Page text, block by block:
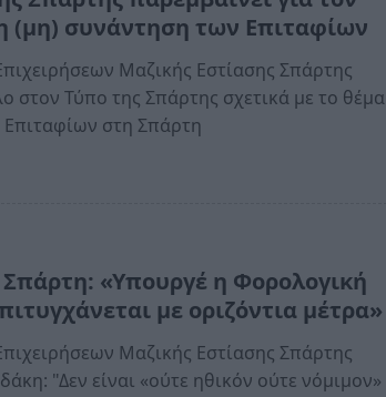
(μη) συνάντηση των Επιταφίων
Μαζικής Εστίασης Σπάρτης
στον Τύπο της Σπάρτης σχετικά με το θέμα
στη Σπάρτη
«Υπουργέ η Φορολογική
με οριζόντια μέτρα»
Μαζικής Εστίασης Σπάρτης
"Δεν είναι «ούτε ηθικόν ούτε νόμιμον»